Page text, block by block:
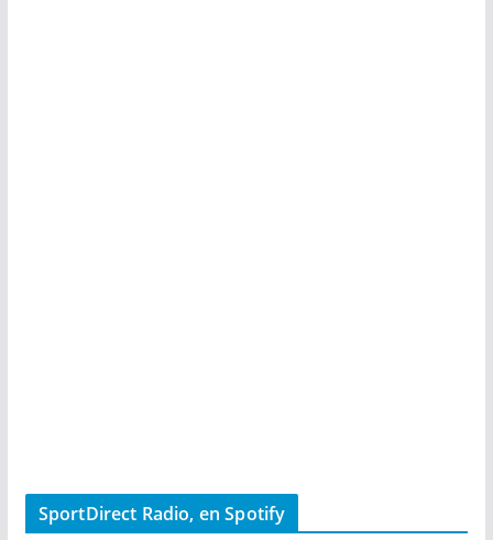
SportDirect Radio, en Spotify